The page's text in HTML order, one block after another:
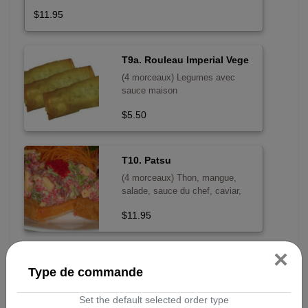
Type de commande ×
Set the default selected order type
$11.95
T9a. Rouleau Imperial Vege
(4 morceaux) Legumes avec
sauce maison
$5.50
T10. Patsu
(4 morceaux) Thon, mangue,
salade, sauce du chef, caviar,
$11.95
(8 morceaux - Croustillant)
Sashimi thon, saumon asperge,
poivron rouge